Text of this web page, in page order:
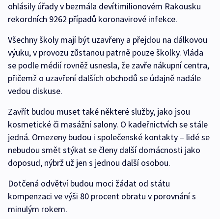
ohlásily úřady v bezmála devítimilionovém Rakousku
rekordních 9262 případů koronavirové infekce.
Všechny školy mají být uzavřeny a přejdou na dálkovou
výuku, v provozu zůstanou patrně pouze školky. Vláda
se podle médií rovněž usnesla, že zavře nákupní centra,
přičemž o uzavření dalších obchodů se údajně nadále
vedou diskuse.
Zavřít budou muset také některé služby, jako jsou
kosmetické či masážní salony. O kadeřnictvích se stále
jedná. Omezeny budou i společenské kontakty – lidé se
nebudou smět stýkat se členy další domácnosti jako
doposud, nýbrž už jen s jednou další osobou.
Dotčená odvětví budou moci žádat od státu
kompenzaci ve výši 80 procent obratu v porovnání s
minulým rokem.